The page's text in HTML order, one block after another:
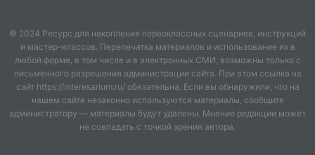
© 2024 Ресурс для накопления первоклассных сценариев, инструкций
и мастер-классов. Перепечатка материалов и использование их в
любой форме, в том числе и в электронных СМИ, возможны только с
письменного разрешения администрации сайта. При этом ссылка на
сайт https://interesarium.ru/ обязательна. Если вы обнаружили, что на
нашем сайте незаконно используются материалы, сообщите
администратору — материалы будут удалены. Мнение редакции может
не совпадать с точкой зрения автора.